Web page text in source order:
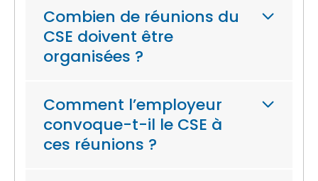
Combien de réunions du
CSE doivent être
organisées ?
Comment l’employeur
convoque-t-il le CSE à
ces réunions ?